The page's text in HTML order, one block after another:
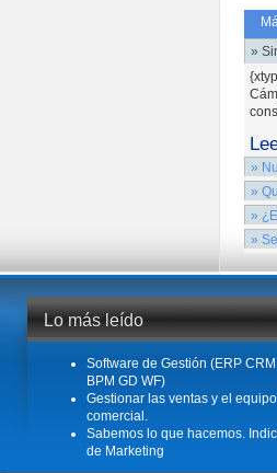
»
»
»
A
»
En
»
{/
Lo más leído
Software de Gestión (ERP CRM
BPM GD WF)
Gestionar las ventas y el equipo
comercial.
Sabemos lo que hacemos.
de Marketing